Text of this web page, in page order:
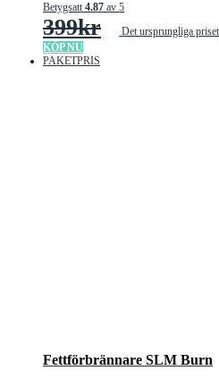
Betygsatt4.87 av 5
399kr Det ursprungliga
KÖP NU
PAKETPRIS
Fettförbrännare SLM Burn